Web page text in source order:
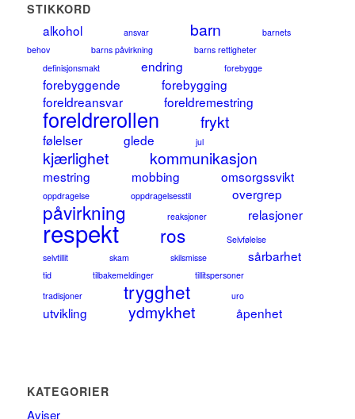
STIKKORD
alkohol ansvar barn
barnets
behov
barns påvirkning
barns rettigheter
definisjonsmakt
endring forebygge
forebyggende
forebygging
foreldreansvar
foreldremestring
foreldrerollen frykt
følelser glede jul
kjærlighet kommunikasjon
mestring mobbing omsorgssvikt
oppdragelse oppdragelsesstil overgrep
påvirkning reaksjoner relasjoner
respekt ros
Selvfølelse
selvtillit
skam skilsmisse sårbarhet
tid tilbakemeldinger
tillitspersoner
tradisjoner
trygghet uro
utvikling ydmykhet åpenhet
KATEGORIER
Aviser